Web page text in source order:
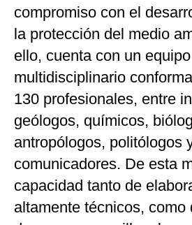
compromiso con el
la protección del medio
ello, cuenta con un equipo
multidisciplinario
130 profesionales, entre
geólogos, químicos,
antropólogos, politólogos
comunicadores. De esta
capacidad tanto de
altamente técnicos, como